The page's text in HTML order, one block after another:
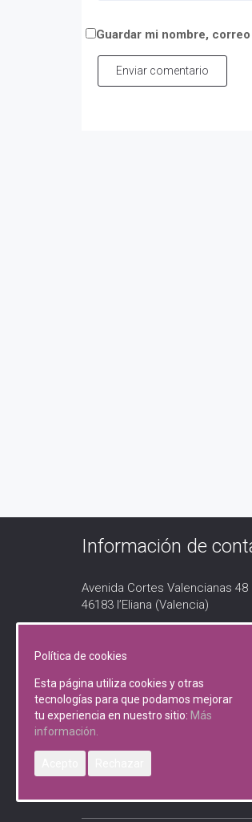
Guardar mi nombre,
Enviar comentario
Información de
Avenida Cortes Valencianas 48
46183 l’Eliana (Valencia)
Política de cookies
Esta página utiliza cookies y otras
tecnologías para que podamos mejorar
tu experiencia en nuestro sitio: Más
información.